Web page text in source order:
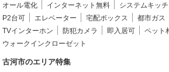
オール電化
インターネット無料 システムキッ
P2台可
エレベーター 宅配ボックス 都市ガス
TVインターホン
防犯カメラ 即入居可 ペット
ウォークインクローゼット
古河市のエリア特集